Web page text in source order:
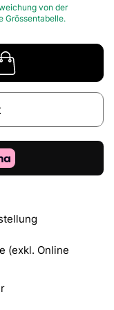
von der
Grössentabelle.
(exkl. Online